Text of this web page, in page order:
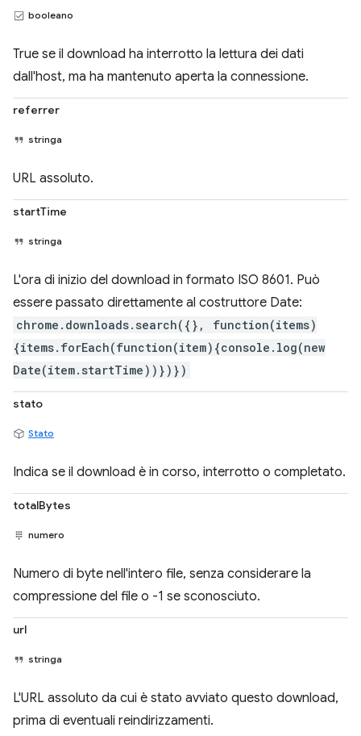
booleano
True se il download ha interrotto la lettura dei dati
dall'host, ma ha mantenuto aperta la connessione.
referrer
stringa
URL assoluto.
startTime
stringa
L'ora di inizio del download in formato ISO 8601. Può
essere passato direttamente al costruttore Date:
chrome.downloads.search({}, function(items)
{items.forEach(function(item){console.log(new
Date(item.startTime))})})
stato
Stato
Indica se il download è in corso, interrotto o completato.
totalBytes
numero
Numero di byte nell'intero file, senza considerare la
compressione del file o -1 se sconosciuto.
url
stringa
L'URL assoluto da cui è stato avviato questo download,
prima di eventuali reindirizzamenti.